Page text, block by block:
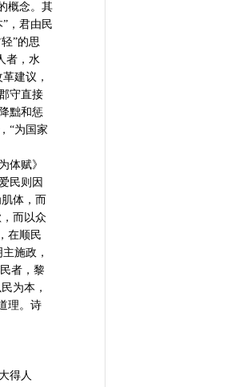
概念。其
，君由民
”的思
者，水
建议，
守直接
黜和惩
“为国家
体赋》
民则因
体，而
而以众
在顺民
施政，
者，黎
为本，
理。诗
得人